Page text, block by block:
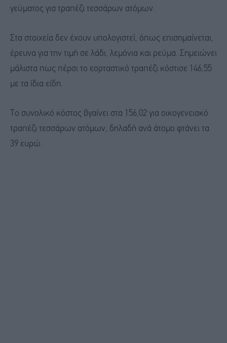
γεύματος για τραπέζι τεσσάρων ατόμων.
Στα στοιχεία δεν έχουν υπολογιστεί, όπως επισημαίνεται,
έρευνα για την τιμή σε λάδι, λεμόνια και ρεύμα. Σημειώνει
μάλιστα πως πέρσι το εορταστικό τραπέζι κόστισε 146,55
με τα ίδια είδη.
Το συνολικό κόστος βγαίνει στα 156,02 για οικογενειακό
τραπέζι τεσσάρων ατόμων, δηλαδή ανά άτομο φτάνει τα
39 ευρώ.